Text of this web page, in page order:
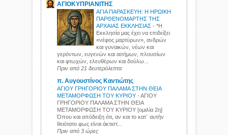
ΑΓΙΟΚΥΠΡΙΑΝΙΤΗΣ
ΑΓΙΑ ΠΑΡΑΣΚΕΥΗ: Η ΗΡΩΙΚΗ
ΠΑΡΘΕΝΟΜΑΡΤΗΣ ΤΗΣ
ΑΡΧΑΙΑΣ ΕΚΚΛΗΣΙΑΣ-*Η
Εκκλησία μας έχει να επιδείξει
«νέφος μαρτύρων», ανδρών
και γυναικών, νέων και
γερόντων, ευγενών και ασήμων, πλουσίων
και φτωχών, ελευθέρων και δούλω...
Πριν από 21 δευτερόλεπτα
π. Αυγουστίνος Καντιώτης
ΑΓΙΟΥ ΓΡΗΓΟΡΙΟΥ ΠΑΛΑΜΑ ΣΤΗΝ ΘΕΙΑ
ΜΕΤΑΜΟΡΦΩΣΗ ΤΟΥ ΚΥΡΙΟΥ-ΑΓΙΟΥ
ΓΡΗΓΟΡΙΟΥ ΠΑΛΑΜΑ ΣΤΗΝ ΘΕΙΑ
ΜΕΤΑΜΟΡΦΩΣΗ ΤΟΥ ΚΥΡΙΟΥ [ομιλία 2η]
Όπου και απόδειξη ότι, αν και το κατ᾽ αυτήν
θειότατο φως είναι άκτιστ...
Πριν από 3 ώρες